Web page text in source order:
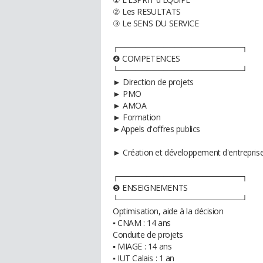
② Les RESULTATS
③ Le SENS DU SERVICE
┌──────────────────────┐
❹ COMPETENCES
└──────────────────────┘
► Direction de projets
► PMO
► AMOA
► Formation
►Appels d'offres publics
► Création et développement
┌──────────────────────┐
❺ ENSEIGNEMENTS
└──────────────────────┘
Optimisation, aide à la décision
▪ CNAM : 14 ans
Conduite de projets
▪ MIAGE : 14 ans
▪ IUT Calais : 1 an